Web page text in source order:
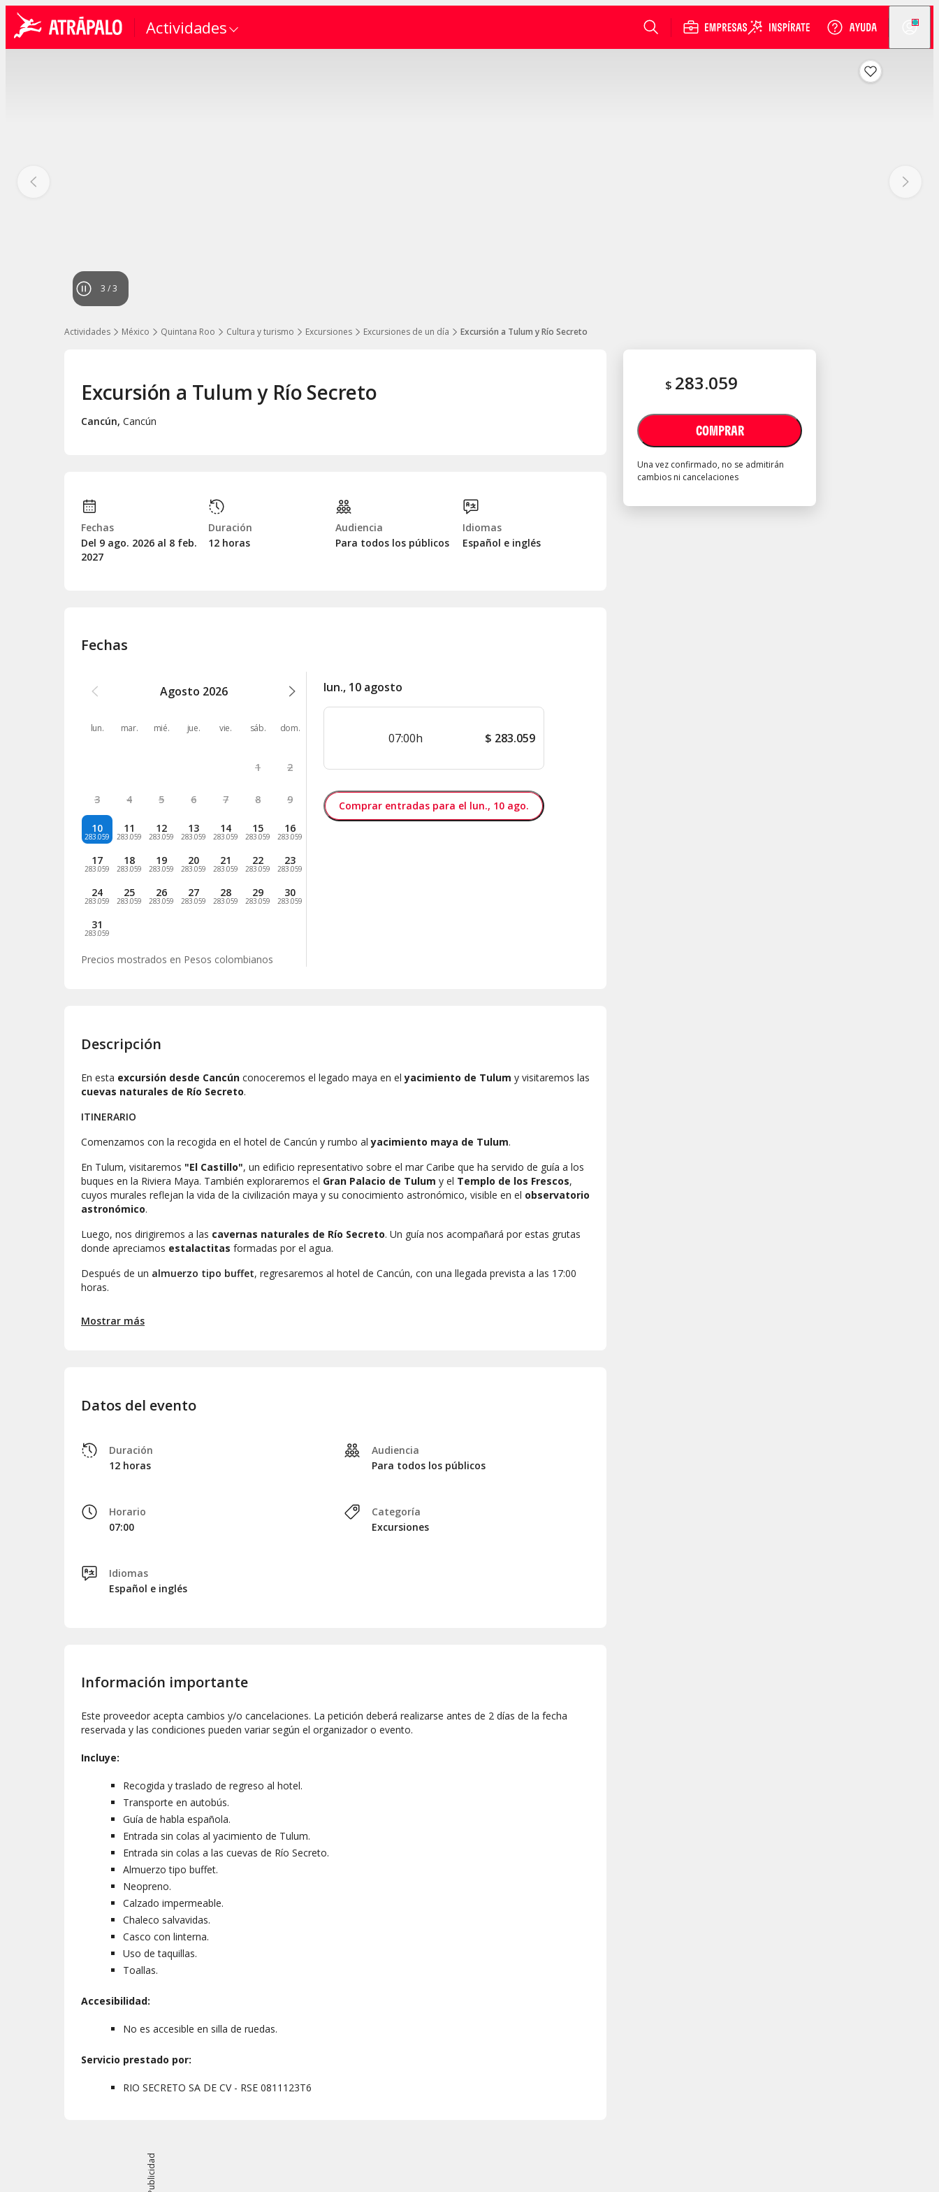
Actividades
1 /3
Actividades México Quintana Roo Cultura y turismo Excursiones Excursiones de un día Excursión a Tulum y Río Secreto
$ 283.059
COMPRAR
Una vez confirmado, no se admitirán
cambios ni cancelaciones
Excursión a Tulum y Río Secreto
Cancún, Cancún
Fechas
Del 9 ago. 2026 al 8 feb.
2027
Duración
12 horas
Audiencia
Para todos los públicos
Idiomas
Español e inglés
Fechas
Agosto 2026
lun. mar. mié. jue. vie. sáb. dom.
1 2
3 4 5 6 7 8 9
10
283.059
11
283.059
12
283.059
13
283.059
14
283.059
15
283.059
16
283.059
17
283.059
18
283.059
19
283.059
20
283.059
21
283.059
22
283.059
23
283.059
24
283.059
25
283.059
26
283.059
27
283.059
28
283.059
29
283.059
30
283.059
31
283.059
Precios mostrados en Pesos colombianos
lun., 10 agosto
07:00h $ 283.059
Comprar entradas para el lun., 10 ago.
Descripción
En esta excursión desde Cancún conoceremos el legado maya en elyacimiento de Tulum y visitaremos las
cuevas naturales de Río Secreto.
ITINERARIO
Comenzamos con la recogida en el hotel de Cancún y rumbo alyacimiento maya de Tulum.
En Tulum, visitaremos "El Castillo", un edificio representativo sobre el mar Caribe que ha servido de guía a los
buques en la Riviera Maya. También exploraremos el Gran Palacio de Tulum y el Templo de los Frescos,
cuyos murales reflejan la vida de la civilización maya y su conocimiento astronómico, visible en el observatorio
astronómico.
Luego, nos dirigiremos a las cavernas naturales de Río Secreto. Un guía nos acompañará por estas grutas
donde apreciamos estalactitas formadas por el agua.
Después de un almuerzo tipo buffet, regresaremos al hotel de Cancún, con una llegada prevista a las 17:00
horas.
Mostrar más
Datos del evento
Duración
12 horas
Horario
07:00
Idiomas
Español e inglés
Audiencia
Para todos los públicos
Categoría
Excursiones
Información importante
Este proveedor acepta cambios y/o cancelaciones. La petición deberá realizarse antes de 2 días de la fecha
reservada y las condiciones pueden variar según el organizador o evento.
Incluye:
Recogida y traslado de regreso al hotel.
Transporte en autobús.
Guía de habla española.
Entrada sin colas al yacimiento de Tulum.
Entrada sin colas a las cuevas de Río Secreto.
Almuerzo tipo buffet.
Neopreno.
Calzado impermeable.
Chaleco salvavidas.
Casco con linterna.
Uso de taquillas.
Toallas.
Accesibilidad:
No es accesible en silla de ruedas.
Servicio prestado por:
RIO SECRETO SA DE CV - RSE 0811123T6
Publicidad